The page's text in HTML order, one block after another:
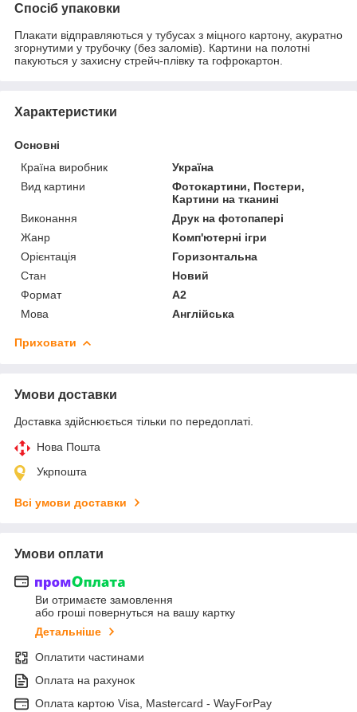
Спосіб упаковки
Плакати відправляються у тубусах з міцного картону, акуратно
згорнутими у трубочку (без заломів). Картини на полотні
пакуються у захисну стрейч-плівку та гофрокартон.
Характеристики
Основні
Країна виробник
Україна
Вид картини
Фотокартини, Постери,
Картини на тканині
Виконання
Друк на фотопапері
Жанр
Комп'ютерні ігри
Орієнтація
Горизонтальна
Стан
Новий
Формат
A2
Мова
Англійська
Приховати
Умови доставки
Доставка здійснюється тільки по передоплаті.
Нова Пошта
Укрпошта
Всі умови доставки
Умови оплати
Ви отримаєте замовлення
або гроші повернуться на вашу картку
Детальніше
Оплатити частинами
Оплата на рахунок
Оплата картою Visa, Mastercard - WayForPay